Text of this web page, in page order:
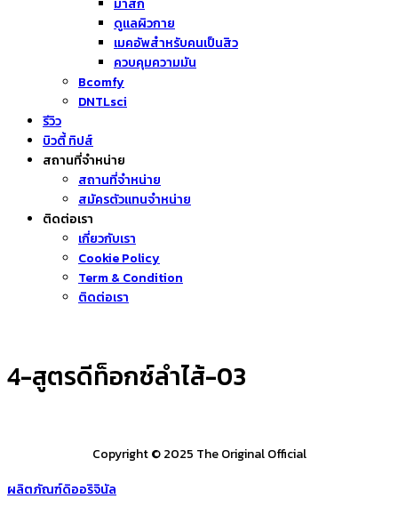
มาส์ก
ดูแลผิวกาย
เมคอัพสำหรับคนเป็นสิว
ควบคุมความมัน
Bcomfy
DNTLsci
รีวิว
บิวตี้ ทิปส์
สถานที่จำหน่าย
สถานที่จำหน่าย
สมัครตัวแทนจำหน่าย
ติดต่อเรา
เกี่ยวกับเรา
Cookie Policy
Term & Condition
ติดต่อเรา
4-สูตรดีท็อกซ์ลำไส้-03
Copyright © 2025 The Original Official
ผลิตภัณฑ์ดิออริจินัล